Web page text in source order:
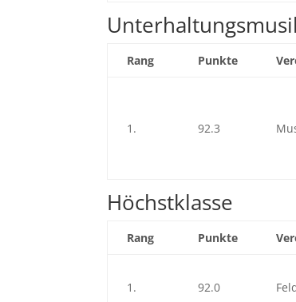
Rang Punkte
1. 92.3
Höchstklasse
Rang Punkte
1. 92.0